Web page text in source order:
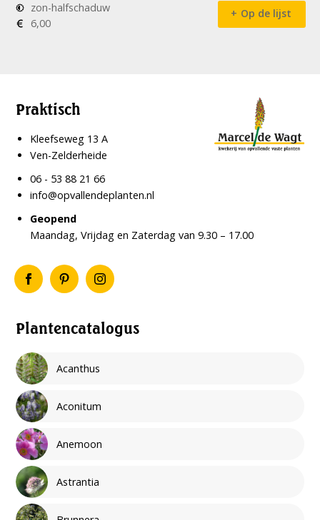
zon-halfschaduw
6,00
Op de lijst
Plantencatalogus
Acanthus
Aconitum
Anemoon
Astrantia
Praktisch
Kleefseweg 13 A
Ven-Zelderheide
06 - 53 88 21 66
info@opvallendeplanten.nl
Geopend
Maandag, Vrijdag en Zaterdag van 9.30 – 17.00